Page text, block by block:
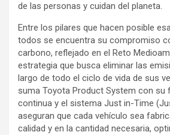
de las personas y cuidan del planeta.
Entre los pilares que hacen posible
todos se encuentra su compromiso
carbono, reflejado en el Reto
estrategia que busca eliminar las
largo de todo el ciclo de vida de sus
suma Toyota Product System con su
continua y el sistema Just in-Time
aseguran que cada vehículo sea
calidad y en la cantidad necesaria,